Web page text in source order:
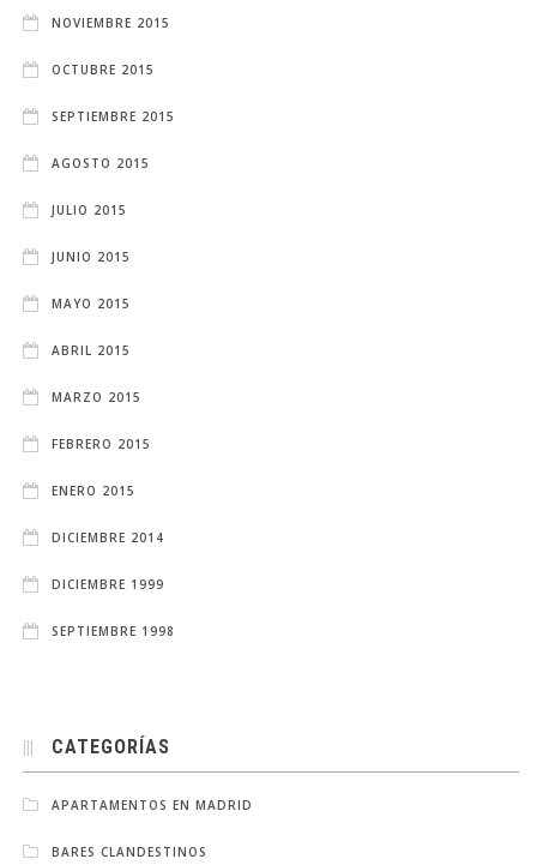
NOVIEMBRE 2015
OCTUBRE 2015
SEPTIEMBRE 2015
AGOSTO 2015
JULIO 2015
JUNIO 2015
MAYO 2015
ABRIL 2015
MARZO 2015
FEBRERO 2015
ENERO 2015
DICIEMBRE 2014
DICIEMBRE 1999
SEPTIEMBRE 1998
CATEGORÍAS
APARTAMENTOS EN MADRID
BARES CLANDESTINOS